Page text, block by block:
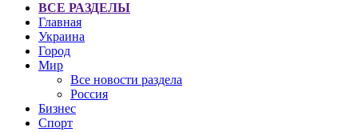
ВСЕ РАЗДЕЛЫ
Главная
Украина
Город
Мир
Все новости раздела
Россия
Бизнес
Спорт